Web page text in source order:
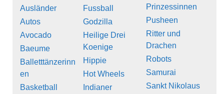
Ausländer
Autos
Avocado
Baeume
Balletttänzerinn
en
Basketball
Fussball
Godzilla
Heilige Drei
Koenige
Hippie
Hot Wheels
Indianer
Prinzessinnen
Pusheen
Ritter und
Drachen
Robots
Samurai
Sankt Nikolaus